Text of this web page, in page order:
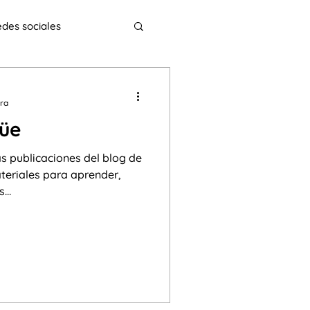
sociales
Interculturalidad
coma
publicaciones del blog de
para aprender,